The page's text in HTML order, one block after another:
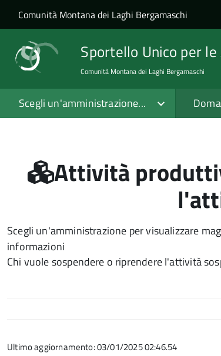
Salta al contenuto principale
Skip to site navigation
Comunità Montana dei Laghi Bergamaschi
Sportello Unico per
Comunità Montana dei Laghi Bergamaschi
Scegli un'amministrazione...
Attività
Scegli un'amministrazione per visualizzare
informazioni
Chi vuole sospendere o riprendere l'attività
Ultimo aggiornamento: 03/01/2025 02:46.54